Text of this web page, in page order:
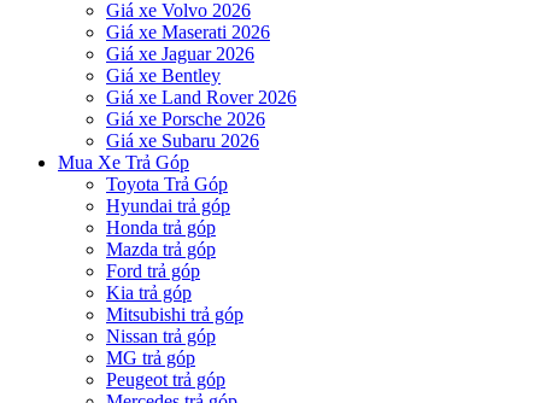
Giá xe Volvo 2026
Giá xe Maserati 2026
Giá xe Jaguar 2026
Giá xe Bentley
Giá xe Land Rover 2026
Giá xe Porsche 2026
Giá xe Subaru 2026
Mua Xe Trả Góp
Toyota Trả Góp
Hyundai trả góp
Honda trả góp
Mazda trả góp
Ford trả góp
Kia trả góp
Mitsubishi trả góp
Nissan trả góp
MG trả góp
Peugeot trả góp